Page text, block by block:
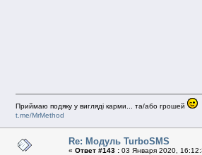
Приймаю подяку у вигляді карми... та/або грошей
t.me/MrMethod
Re: Модуль TurboSMS
« Ответ #143 : 03 Января 2020,